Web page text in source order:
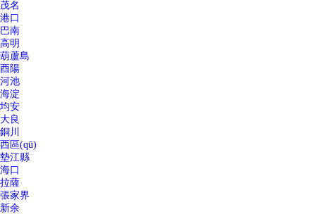
茂名
港口
巴南
高明
葫蘆島
酉陽
河池
海淀
均安
大良
銅川
西區(qū)
墊江縣
海口
拉薩
張家界
新余